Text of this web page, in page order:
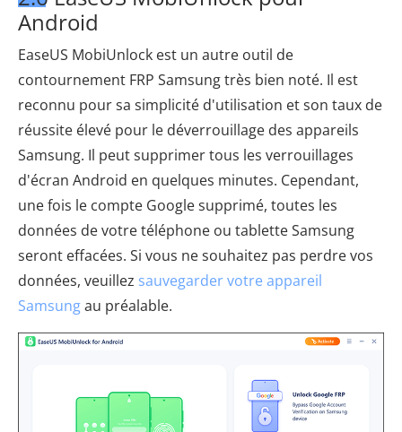
Android
EaseUS MobiUnlock est un autre outil de
contournement FRP Samsung très bien noté. Il est
reconnu pour sa simplicité d'utilisation et son taux de
réussite élevé pour le déverrouillage des appareils
Samsung. Il peut supprimer tous les verrouillages
d'écran Android en quelques minutes. Cependant,
une fois le compte Google supprimé, toutes les
données de votre téléphone ou tablette Samsung
seront effacées. Si vous ne souhaitez pas perdre vos
données, veuillez sauvegarder votre appareil
Samsungau préalable.